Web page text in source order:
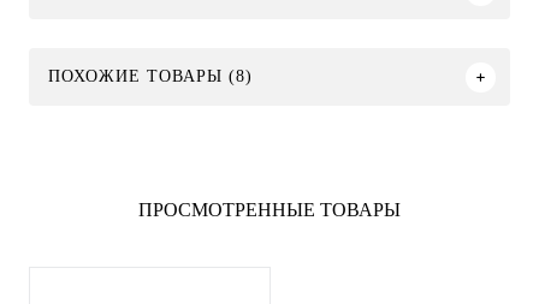
ПОХОЖИЕ ТОВАРЫ (8)
ПРОСМОТРЕННЫЕ ТОВАРЫ